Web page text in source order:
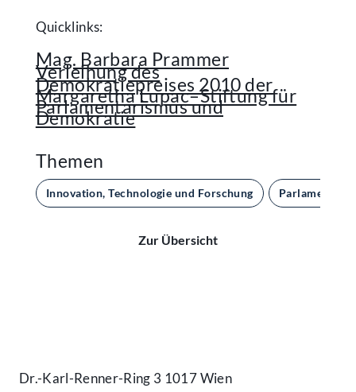
Quicklinks:
Mag. Barbara Prammer
Verleihung des
Demokratiepreises 2010 der
Margaretha Lupac–Stiftung für
Parlamentarismus und
Demokratie
Themen
Innovation, Technologie und Forschung Parlament
Zur Übersicht
Dr.-Karl-Renner-Ring 3 1017 Wien